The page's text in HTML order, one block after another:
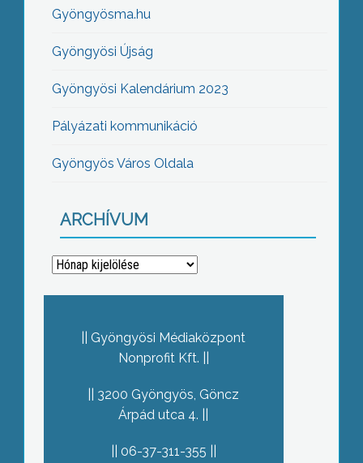
Gyöngyösma.hu
Gyöngyösi Újság
Gyöngyösi Kalendárium 2023
Pályázati kommunikáció
Gyöngyös Város Oldala
ARCHÍVUM
Archívum
Gyöngyösi Médiaközpont
Nonprofit Kft.
3200 Gyöngyös, Göncz
Árpád utca 4.
06-37-311-355